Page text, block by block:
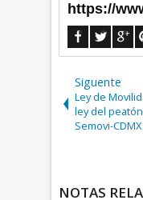
https://
Siguente
Ley de
ley del
Semovi-
NOTAS